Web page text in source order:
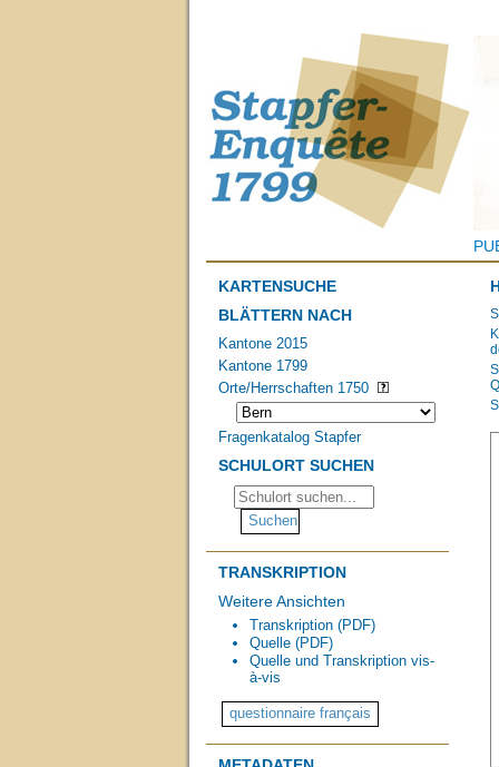
KARTENSUCHE
BLÄTTERN NACH
Kantone 2015
Kantone 1799
Orte/Herrschaften 1750
Fragenkatalog Stapfer
SCHULORT SUCHEN
TRANSKRIPTION
Weitere Ansichten
Transkription (PDF)
Quelle (PDF)
Quelle und Transkription vis-
à-vis